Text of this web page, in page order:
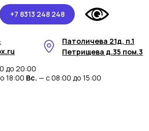
248 248
— с 08:00 до 15:00